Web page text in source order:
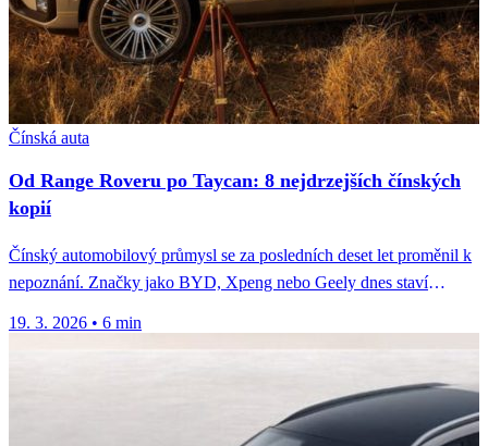
Čínská auta
Od Range Roveru po Taycan: 8 nejdrzejších čínských
kopií
Čínský automobilový průmysl se za posledních deset let proměnil k
nepoznání. Značky jako BYD, Xpeng nebo Geely dnes staví
19. 3. 2026 • 6 min